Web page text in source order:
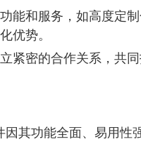
能和服务，如高度定
优势。
紧密的合作关系，共
其功能全面、易用性